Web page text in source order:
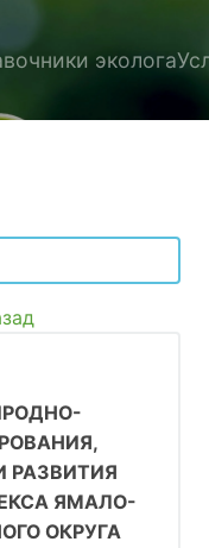
эколога
РАЗВИТИЯ
ЯМАЛО-
ОКРУГА